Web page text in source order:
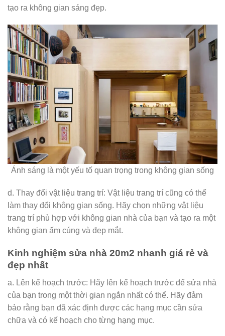
tạo ra không gian sáng đẹp.
Ánh sáng là một yếu tố quan trọng trong không gian sống
d. Thay đổi vật liệu trang trí: Vật liệu trang trí cũng có thể
làm thay đổi không gian sống. Hãy chọn những vật liệu
trang trí phù hợp với không gian nhà của bạn và tạo ra một
không gian ấm cúng và đẹp mắt.
Kinh nghiệm sửa nhà 20m2 nhanh giá rẻ và
đẹp nhất
a. Lên kế hoạch trước: Hãy lên kế hoạch trước để sửa nhà
của bạn trong một thời gian ngắn nhất có thể. Hãy đảm
bảo rằng bạn đã xác định được các hạng mục cần sửa
chữa và có kế hoạch cho từng hạng mục.